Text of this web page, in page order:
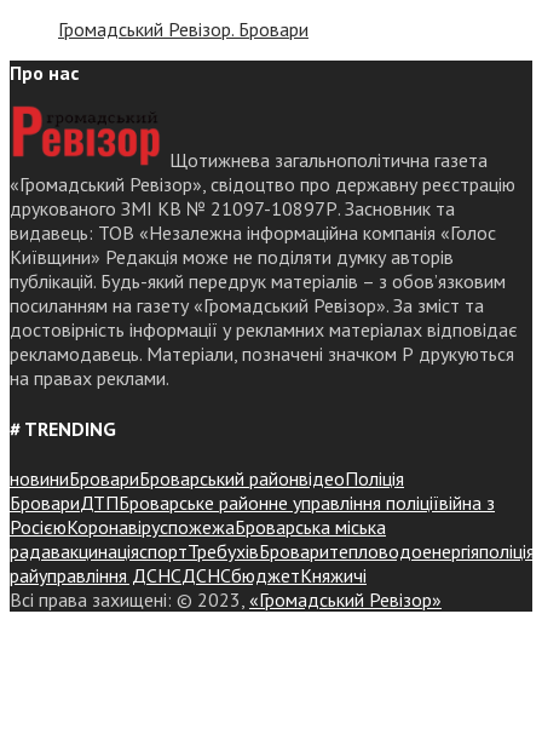
Громадський Ревізор. Бровари
Про нас
Щотижнева загальнополітична газета
«Громадський Ревізор», свідоцтво про державну реєстрацію
друкованого ЗМІ КВ № 21097-10897Р. Засновник та
видавець: ТОВ «Незалежна інформаційна компанія «Голос
Київщини» Редакція може не поділяти думку авторів
публікацій. Будь-який передрук матеріалів – з обов’язковим
посиланням на газету «Громадський Ревізор». За зміст та
достовірність інформації у рекламних матеріалах відповідає
рекламодавець. Матеріали, позначені значком Р друкуються
на правах реклами.
# TRENDING
новиниБровариБроварський районвідеоПоліція
БровариДТПБроварське районне управління поліціївійна з
РосієюКоронавіруспожежаБроварська міська
радавакцинаціяспортТребухівБроваритепловодоенергіяполіція
райуправління ДСНСДСНСбюджетКняжичі
Всі права захищені: © 2023, «Громадський Ревізор»